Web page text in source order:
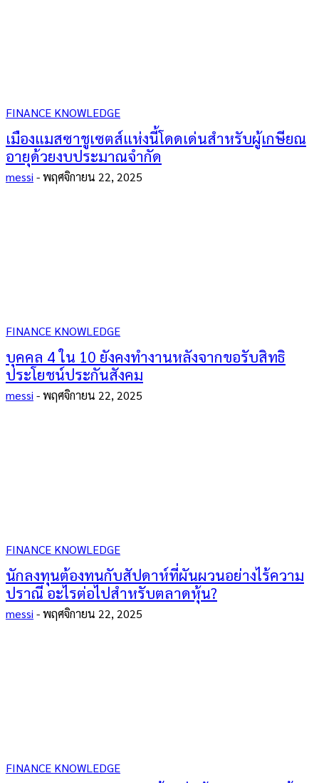
FINANCE KNOWLEDGE
เมืองแมสซาชูเซตส์แห่งนี้โดดเด่นสำหรับผู้เกษียณ
อายุด้วยงบประมาณจำกัด
messi -พฤศจิกายน 22, 2025
FINANCE KNOWLEDGE
บุคคล 4 ใน 10 ยังคงทำงานหลังจากขอรับสิทธิ
ประโยชน์ประกันสังคม
messi -พฤศจิกายน 22, 2025
FINANCE KNOWLEDGE
นักลงทุนต้องทนกับสัปดาห์ที่ผันผวนอย่างไร้ความ
ปราณี อะไรต่อไปสำหรับตลาดหุ้น?
messi -พฤศจิกายน 22, 2025
FINANCE KNOWLEDGE